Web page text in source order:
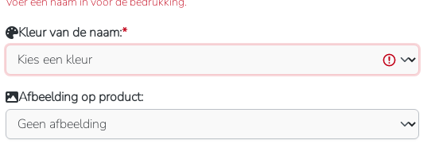
Kleur van de naam:*
Afbeelding op product: